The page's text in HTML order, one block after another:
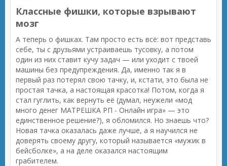
Классные фишки, которые взрывают
мозг
А теперь о фишках. Там просто есть всё: вот представь
себе, ты с друзьями устраиваешь тусовку, а потом
один из них ставит кучу задач — или уходит с твоей
машины без предупреждения. Да, именно так я в
первый раз потерял свою тачку, и, кстати, это была не
простая тачка, а настоящая красотка! Потом, когда я
стал гуглить, как вернуть её (думал, неужели «мод
много денег МАТРЕШКА РП - Онлайн игра» — это
единственное решение?), я обломился. Но знаешь что?
Новая тачка оказалась даже лучше, а я научился не
доверять своему другу, который называется «мужик в
бейсболке», а на деле оказался настоящим
грабителем.